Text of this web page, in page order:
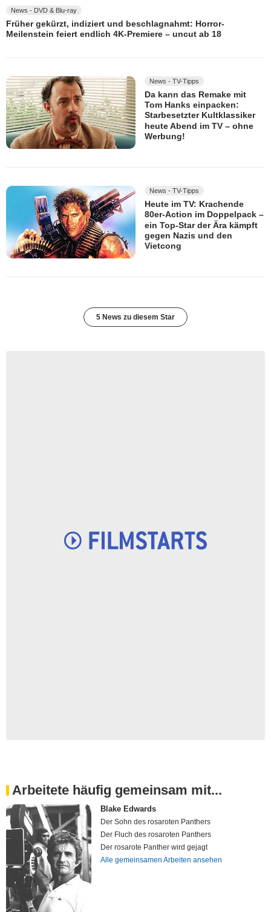
News - DVD & Blu-ray
Früher gekürzt, indiziert und beschlagnahmt: Horror-
Meilenstein feiert endlich 4K-Premiere – uncut ab 18
News - TV-Tipps
Da kann das Remake mit
Tom Hanks einpacken:
Starbesetzter Kultklassiker
heute Abend im TV – ohne
Werbung!
News - TV-Tipps
Heute im TV: Krachende
80er-Action im Doppelpack –
ein Top-Star der Ära kämpft
gegen Nazis und den
Vietcong
5 News zu diesem Star
Arbeitete häufig gemeinsam mit...
Blake Edwards
Der Sohn des rosaroten Panthers
Der Fluch des rosaroten Panthers
Der rosarote Panther wird gejagt
Alle gemeinsamen Arbeiten ansehen